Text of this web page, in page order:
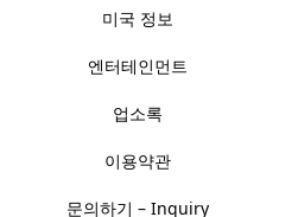
미국 정보
엔터테인먼트
업소록
이용약관
문의하기 – Inquiry